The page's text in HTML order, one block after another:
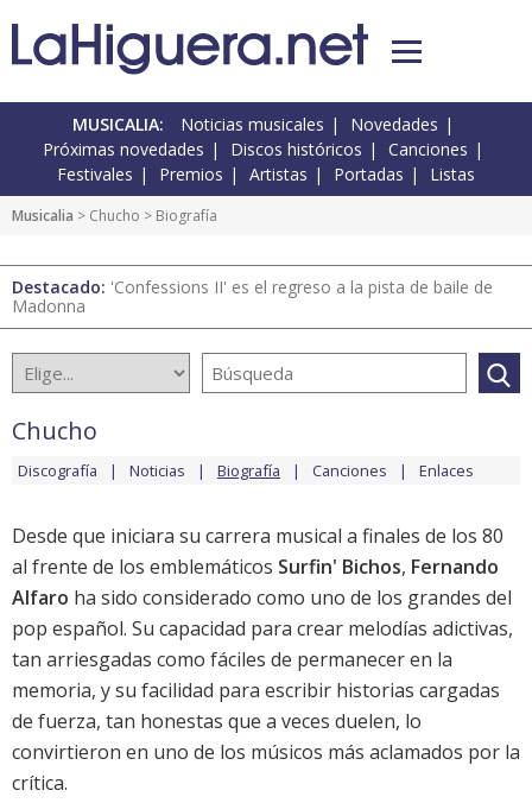
MUSICALIA: Noticias musicales
Novedades
Próximas novedades
Discos históricos
Canciones
Festivales
Premios Artistas Portadas Listas
Musicalia > Chucho > Biografía
Destacado: 'Confessions II' es el regreso a la pista de baile de
Madonna
Chucho
Discografía Noticias Biografía Canciones Enlaces
Desde que iniciara su carrera musical a finales de los 80
al frente de los emblemáticos Surfin' Bichos, Fernando
Alfaro ha sido considerado como uno de los grandes del
pop español. Su capacidad para crear melodías adictivas,
tan arriesgadas como fáciles de permanecer en la
memoria, y su facilidad para escribir historias cargadas
de fuerza, tan honestas que a veces duelen, lo
convirtieron en uno de los músicos más aclamados por la
crítica.